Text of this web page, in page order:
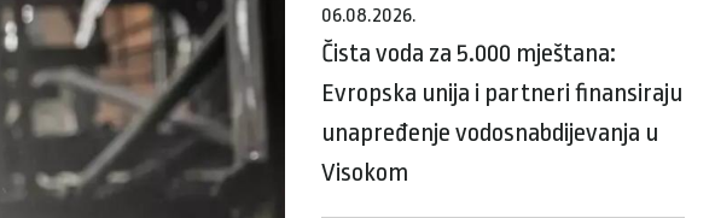
06.08.2026.
Čista voda za 5.000 mještana:
Evropska unija i partneri finansiraju
unapređenje vodosnabdijevanja u
Visokom